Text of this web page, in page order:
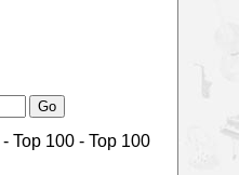
- Top 100 - Top 100